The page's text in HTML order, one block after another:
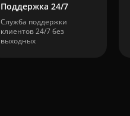
Поддержка 24/7
Служба поддержки
клиентов 24/7 без
выходных